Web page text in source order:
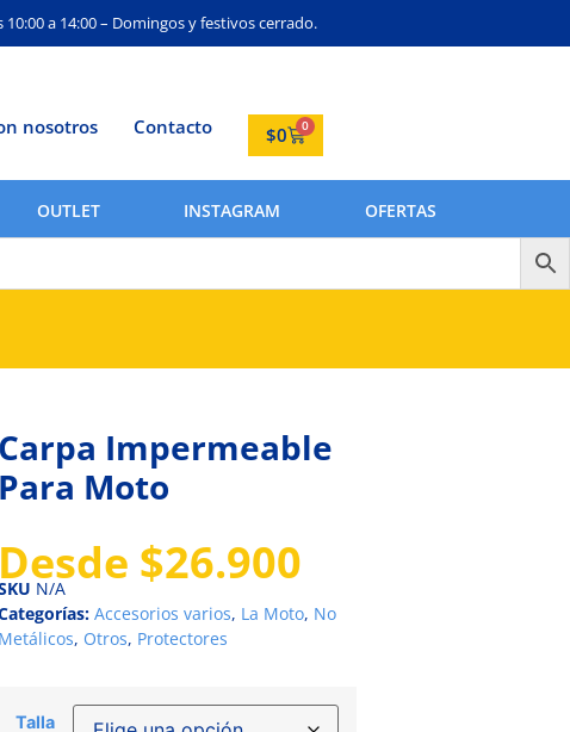
10:00 a 14:00 – Domingos y festivos cerrado.
nosotros Contacto $0 0
OUTLET INSTAGRAM OFERTAS
Carpa Impermeable
Para Moto
Desde $26.900
N/A
Accesorios varios, La Moto, No
Metálicos, Otros, Protectores
Talla